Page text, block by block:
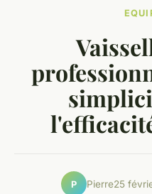
P Pierre25